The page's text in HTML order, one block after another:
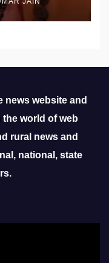
news website and
world of web
rural news and
national, state